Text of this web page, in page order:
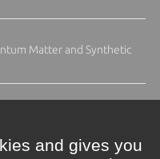
Matter and Synthetic
and gives you